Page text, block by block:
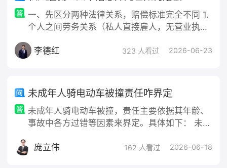
一、先区分两种法律关系，赔偿标准完全不同 1.
个人之间劳务关系（私人直接雇人，无营业执
则，雇主承担过错责任： 1. 工人因工作意外身
重大过失（如不戴防护、酒后作业），可以减轻
雇主赔偿比例； 3. 第三人造成事故的，死者家
属可选择向雇主追责
李德红 323 人看过 2026-06-23
未成年人骑电动车被撞责任咋界定
未成年人骑电动车被撞，责任主要依据其年龄、
事故中各方过错等因素来界定。具体如下： 未满
驶电动自行车必须年满16周岁，此时未成年人上
庞立伟 162 人看过 2026-06-18